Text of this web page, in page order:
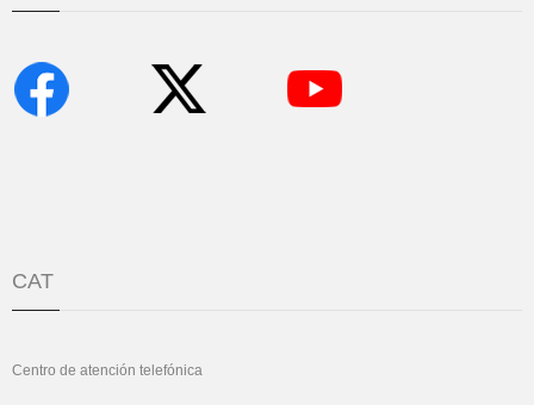
CAT
Centro de atención telefónica